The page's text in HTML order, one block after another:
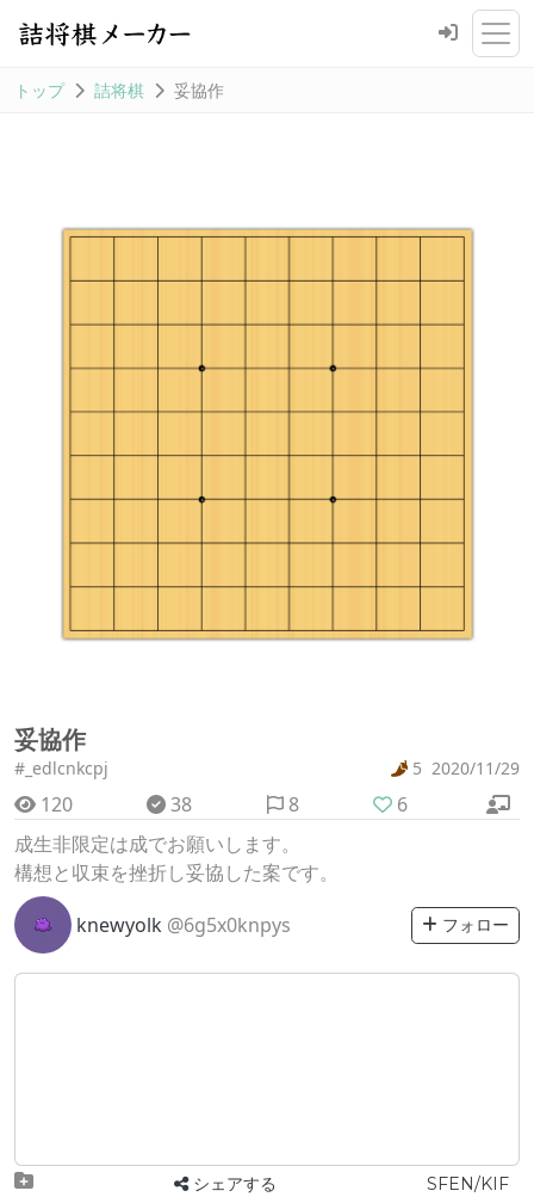
トップ 詰将棋 妥協作
妥協作
#_edlcnkcpj 5 2020/11/29
120 38 8
6
成生非限定は成でお願いします。
構想と収束を挫折し妥協した案です。
knewyolk @6g5x0knpys フォロー
シェアする SFEN/KIF